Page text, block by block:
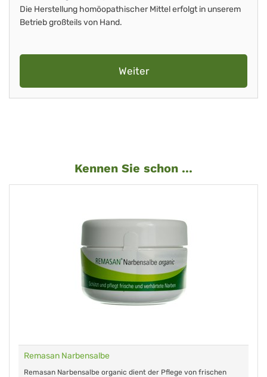
Die Herstellung homöopathischer Mittel erfolgt in unserem
Betrieb großteils von Hand.
Weiter
Kennen Sie schon ...
Remasan Narbensalbe
Remasan Narbensalbe organic dient der Pflege von frischen